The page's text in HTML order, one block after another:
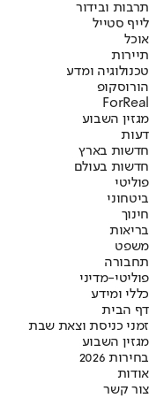
תרבות ובידור
לייף סטייל
אוכל
תיירות
טכנולוגיה ומדע
הורוסקופ
ForReal
מגזין השבוע
דעות
חדשות בארץ
חדשות בעולם
פוליטי
ביטחוני
חינוך
בריאות
משפט
תחבורה
פוליטי-מדיני
כללי ומידע
דף הבית
זמני כניסת וצאת שבת
מגזין השבוע
בחירות 2026
אודות
צור קשר